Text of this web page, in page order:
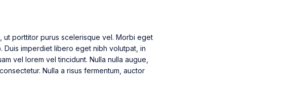
ut porttitor purus scelerisque vel. Morbi eget
Duis imperdiet libero eget nibh volutpat, in
vel lorem vel tincidunt. Nulla nulla augue,
Nulla a risus fermentum, auctor